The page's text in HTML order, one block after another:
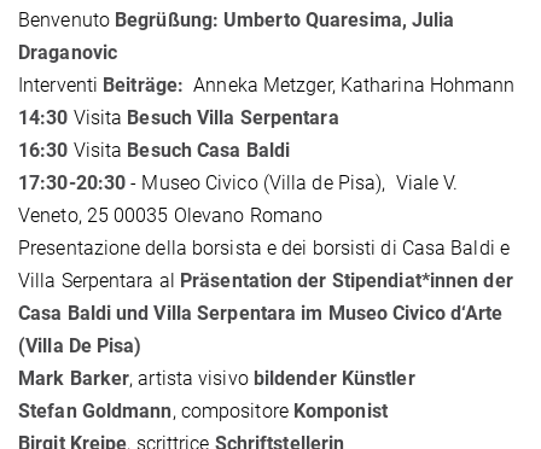
Benvenuto Begrüßung: Umberto Quaresima, Julia
Draganovic
Interventi Beiträge:Anneka Metzger, Katharina Hohmann
14:30 Visita Besuch Villa Serpentara
16:30 Visita Besuch Casa Baldi
17:30-20:30- Museo Civico (Villa de Pisa), Viale V.
Veneto, 25 00035 Olevano Romano
Presentazione della borsista e dei borsisti di Casa Baldi e
Villa Serpentara al Präsentation der Stipendiat*innen der
Casa Baldi und Villa Serpentara im Museo Civico d‘Arte
(Villa De Pisa)
Mark Barker, artista visivo bildender Künstler
Stefan Goldmann, compositore Komponist
Birgit Kreipe, scrittrice Schriftstellerin